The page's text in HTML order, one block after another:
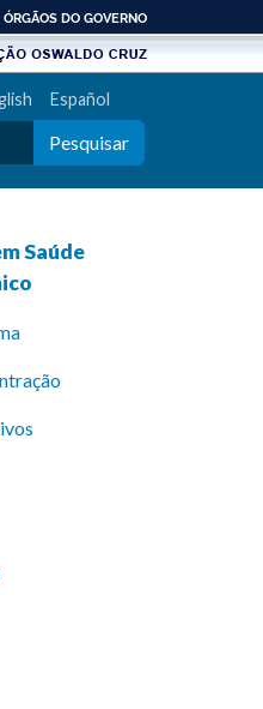
ÓRGÃOS DO GOVERNO
Español
Pesquisar
Saúde